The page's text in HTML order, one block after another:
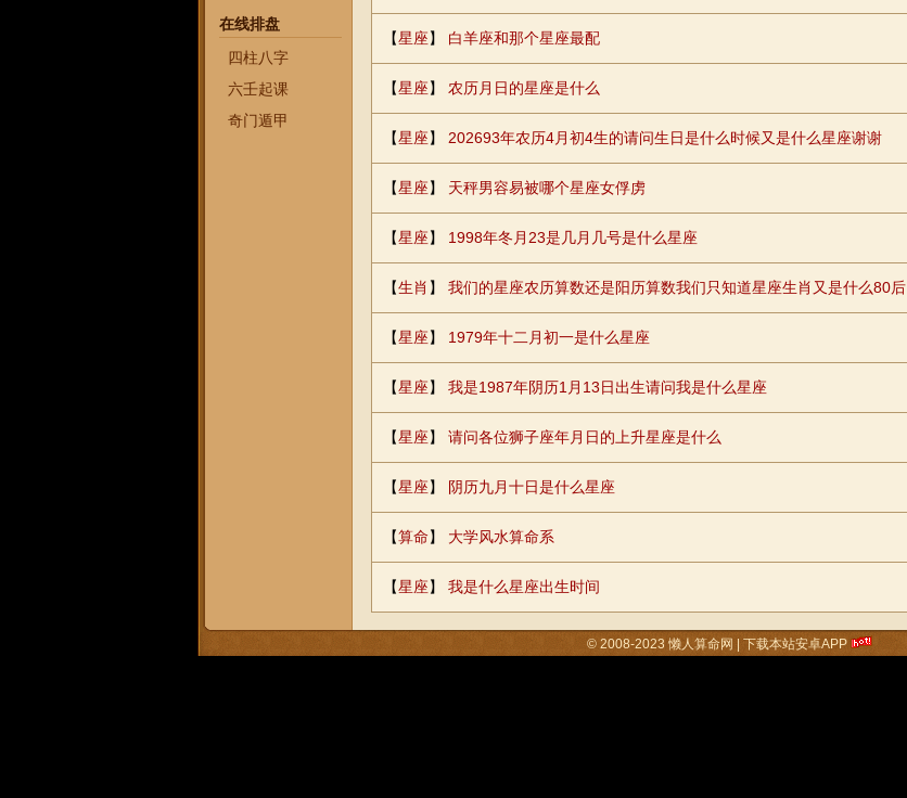
在线排盘
四柱八字
六壬起课
奇门遁甲
【星座】 白羊座和那个星座最配
【星座】 农历月日的星座是什么
【星座】 202693年农历4月初4生的请问生日是什么时候又是什么星座谢谢
【星座】 天秤男容易被哪个星座女俘虏
【星座】 1998年冬月23是几月几号是什么星座
【生肖 】 我们的星座农历算数还是阳历算数我们只知道星座生肖又是什么80后
【星座】 1979年十二月初一是什么星座
【星座】 我是1987年阴历1月13日出生请问我是什么星座
【星座】 请问各位狮子座年月日的上升星座是什么
【星座】 阴历九月十日是什么星座
【算命】 大学风水算命系
【星座】 我是什么星座出生时间
© 2008-2023 懒人算命网 下载本站安卓APP